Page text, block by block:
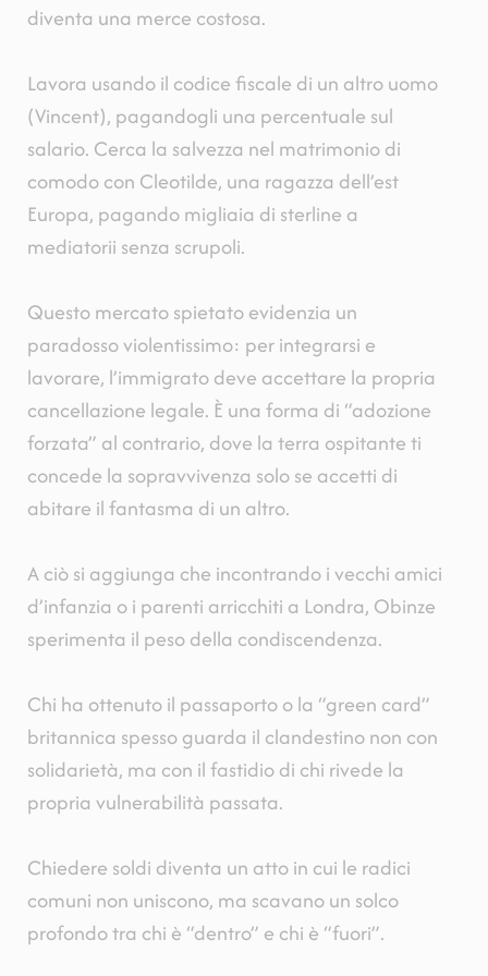
diventa una merce costosa.
Lavora usando il codice fiscale di un altro uomo
(Vincent), pagandogli una percentuale sul
salario. Cerca la salvezza nel matrimonio di
comodo con Cleotilde, una ragazza dell’est
Europa, pagando migliaia di sterline a
mediatorii senza scrupoli.
Questo mercato spietato evidenzia un
paradosso violentissimo: per integrarsi e
lavorare, l’immigrato deve accettare la propria
cancellazione legale. È una forma di “adozione
forzata” al contrario, dove la terra ospitante ti
concede la sopravvivenza solo se accetti di
abitare il fantasma di un altro.
A ciò si aggiunga che incontrando i vecchi amici
d’infanzia o i parenti arricchiti a Londra, Obinze
sperimenta il peso della condiscendenza.
Chi ha ottenuto il passaporto o la “green card”
britannica spesso guarda il clandestino non con
solidarietà, ma con il fastidio di chi rivede la
propria vulnerabilità passata.
Chiedere soldi diventa un atto in cui le radici
comuni non uniscono, ma scavano un solco
profondo tra chi è “dentro” e chi è “fuori”.